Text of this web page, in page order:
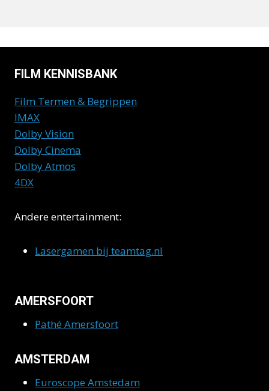
FILM KENNISBANK
Film Termen & Begrippen
IMAX
Dolby Vision
Dolby Cinema
Dolby Atmos
4DX
Andere entertainment:
Lasergamen bij teamtag.nl
AMERSFOORT
Pathé Amersfoort
AMSTERDAM
Euroscope Amstedam